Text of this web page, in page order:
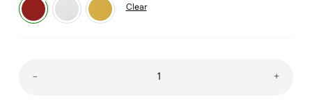
Clear
-
Companion
+